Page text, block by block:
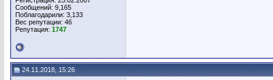
Сообщений: 9,165
Поблагодарили: 3,133
Вес репутации: 46
Репутация: 1747
24.11.2018, 15:26